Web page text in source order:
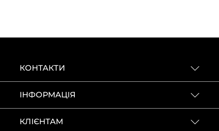
КОНТАКТИ
ІНФОРМАЦІЯ
КЛІЄНТАМ